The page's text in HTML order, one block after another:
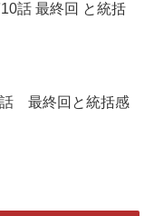
話 最終回 と統括
話 最終回と統括感